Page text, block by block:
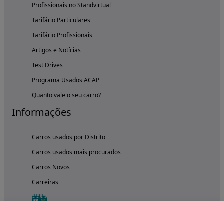
Profissionais no Standvirtual
Tarifário Particulares
Tarifário Profissionais
Artigos e Notícias
Test Drives
Programa Usados ACAP
Quanto vale o seu carro?
Informações
Carros usados por Distrito
Carros usados mais procurados
Carros Novos
Carreiras